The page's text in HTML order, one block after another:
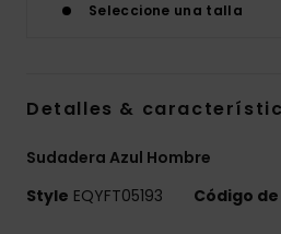
Seleccione una talla
Detalles &
Sudadera Azul Hombre
Style EQYFT05193 Código